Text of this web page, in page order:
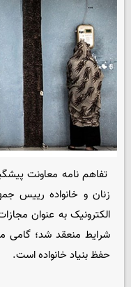
تفاهم نامه معاونت
زنان و خانواده رییس
الکترونیک به عنوان
شرایط منعقد شد؛
حفظ بنیاد خانواده است.